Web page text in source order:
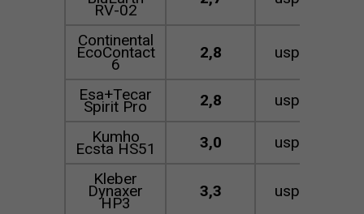
RV-02
Continental
EcoContact
6
2,8 uspokojivá
Esa+Tecar
Spirit Pro 2,8
uspokojivá
Kumho
Ecsta HS51 3,0
uspokojivá
Kleber
Dynaxer
HP3
3,3 uspokojivá